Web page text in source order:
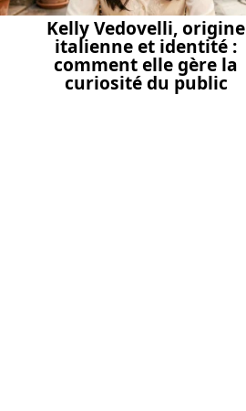
Kelly Vedovelli, origine
italienne et identité :
comment elle gère la
curiosité du public